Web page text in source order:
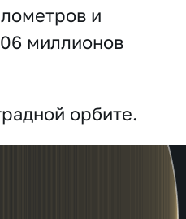
и
миллионов
орбите.